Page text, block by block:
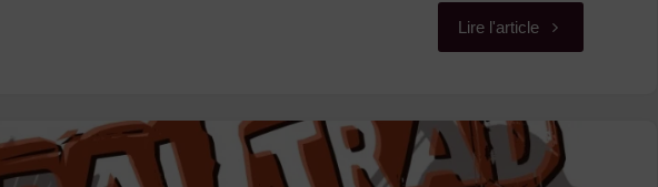
Lire l'article"LA
–